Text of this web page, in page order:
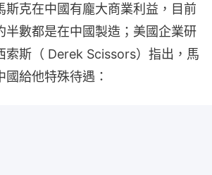
斯克在中國有龐大商業利益，目前
半數都是在中國製造；美國企業研
索斯（ Derek Scissors）指出，馬
給他特殊待遇：